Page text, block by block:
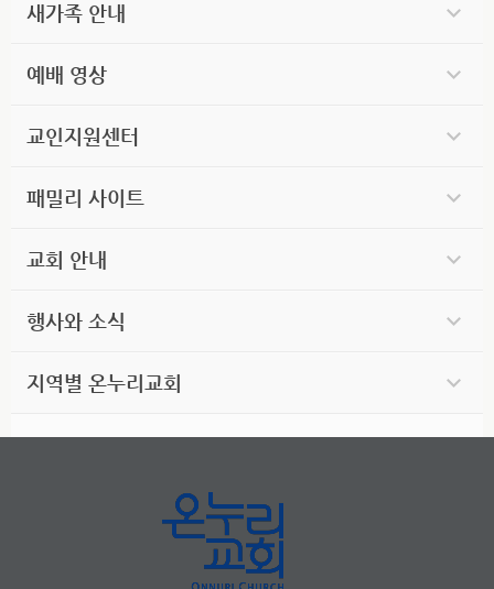
새가족 안내
예배 영상
교인지원센터
패밀리 사이트
교회 안내
행사와 소식
지역별 온누리교회